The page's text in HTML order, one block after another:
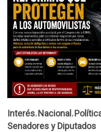
Interés Nacional
Senadores y Diputados